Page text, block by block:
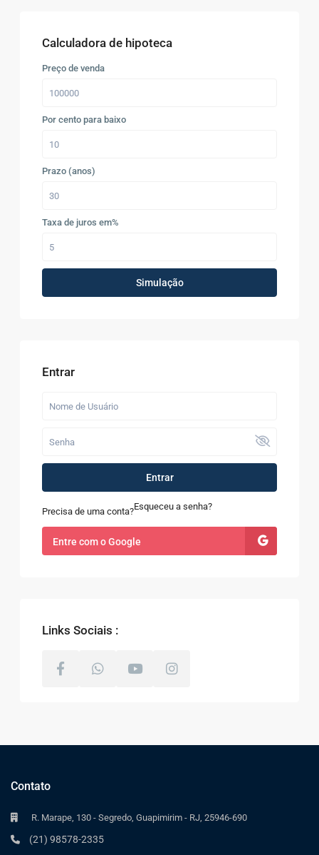
Calculadora de hipoteca
Preço de venda
Por cento para baixo
Prazo (anos)
Taxa de juros em%
Simulação
Entrar
Entrar
Precisa de uma conta?Esqueceu a senha?
Entre com o Google
Links Sociais :
Contato
R. Marape, 130 - Segredo, Guapimirim - RJ, 25946-690
(21) 98578-2335